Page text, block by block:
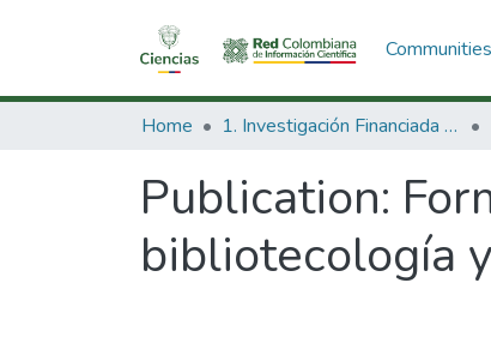
Home 1. Investigación Financiada con Recursos Públicos
Publication:
bibliotecología